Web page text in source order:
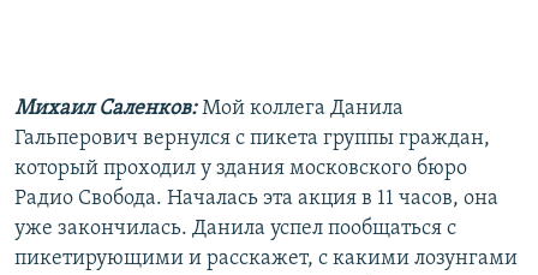
СОЦИАЛЬНЫЕ СЕТИ
Михаил Саленков: Мой коллега Данила
Гальперович вернулся с пикета группы граждан,
который проходил у здания московского бюро
Радио Свобода. Началась эта акция в 11 часов, она
уже закончилась. Данила успел пообщаться с
пикетирующими и расскажет, с какими лозунгами